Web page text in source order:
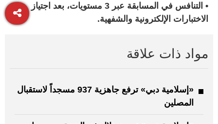
• التنافس في المسابقة عبر 3 مستويات، بعد اجتياز
الاختبارات الإلكترونية والشفهية.
مواد ذات علاقة
«إسلامية دبي» ترفع جاهزية 937 مسجداً لاستقبال
المصلين